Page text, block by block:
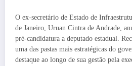
O ex-secretário de Estado de
de Janeiro, Uruan Cintra de Andrade,
pré-candidatura a deputado estadual.
uma das pastas mais estratégicas do
destaque ao longo de sua gestão pela